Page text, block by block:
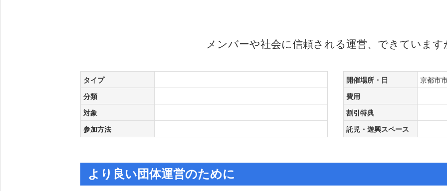
メンバーや社会に信頼される運営、できています
タイプ
分類
対象
参加方法
開催場所・日 京都市
費用
割引特典
託児・遊興スペース
より良い団体運営のために